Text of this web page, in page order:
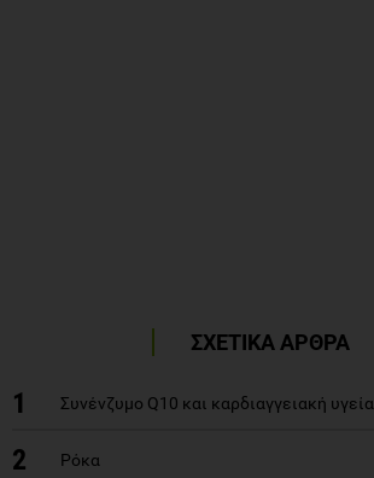
ΣΧΕΤΙΚΑ ΑΡΘΡΑ
1 Συνένζυμο Q10 και καρδιαγγειακή υγεία
2 Ρόκα